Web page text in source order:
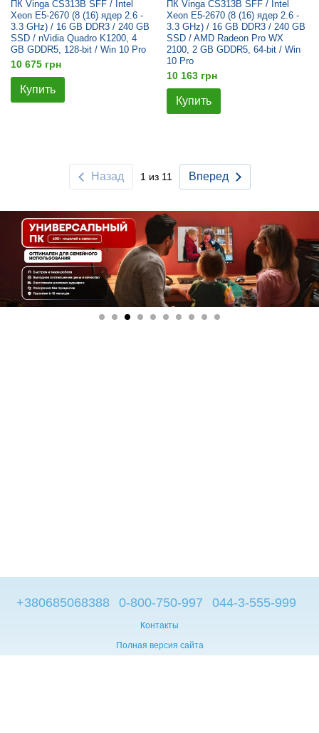
ПК Vinga CS313B SFF / Intel
Xeon E5-2670 (8 (16) ядер 2.6 -
3.3 GHz) / 16 GB DDR3 / 240 GB
SSD / nVidia Quadro K1200, 4
GB GDDR5, 128-bit / Win 10 Pro
10 675 грн
Купить
ПК Vinga CS313B SFF / Intel
Xeon E5-2670 (8 (16) ядер 2.6 -
3.3 GHz) / 16 GB DDR3 / 240 GB
SSD / AMD Radeon Pro WX
2100, 2 GB GDDR5, 64-bit / Win
10 Pro
10 163 грн
Купить
Назад 1 из 11 Вперед
+380685068388 0-800-750-997 044-3-555-999
Контакты
Полная версия сайта